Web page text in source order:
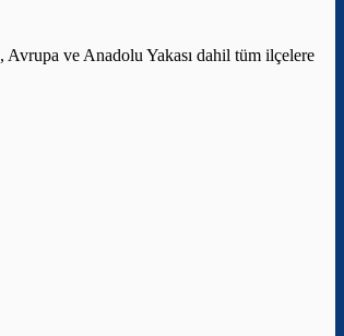
, Avrupa ve Anadolu Yakası dahil tüm ilçelere